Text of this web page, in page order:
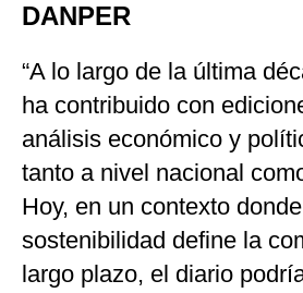
DANPER
“A lo largo de la última
ha contribuido con
análisis económico y
tanto a nivel nacional
Hoy, en un contexto
sostenibilidad define la
largo plazo, el diario